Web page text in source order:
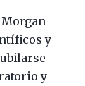
Morgan
y
y